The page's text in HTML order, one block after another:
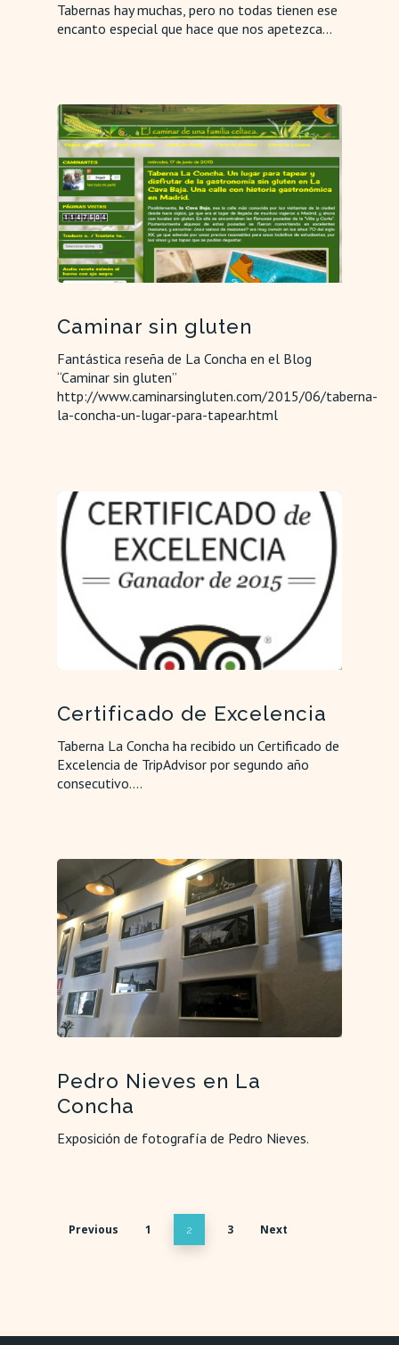
Tabernas hay muchas, pero no todas tienen ese
encanto especial que hace que nos apetezca…
Caminar sin gluten
Fantástica reseña de La Concha en el Blog
“Caminar sin gluten”
http://www.caminarsingluten.com/2015/06/taberna-
la-concha-un-lugar-para-tapear.html
Certificado de Excelencia
Taberna La Concha ha recibido un Certificado de
Excelencia de TripAdvisor por segundo año
consecutivo.…
Pedro Nieves en La
Concha
Exposición de fotografía de Pedro Nieves.
Previous 1 2 3 Next